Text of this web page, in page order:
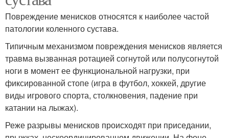
Повреждение менисков относятся к наиболее частой
патологии коленного сустава.
Типичным механизмом повреждения менисков является
травма вызванная ротацией согнутой или полусогнутой
ноги в момент ее функциональной нагрузки, при
фиксированной стопе (игра в футбол, хоккей, другие
виды игрового спорта, столкновения, падение при
катании на лыжах).
Реже разрывы менисков происходят при приседании,